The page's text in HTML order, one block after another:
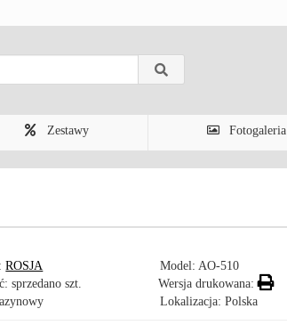
Zestawy Fotogaleria
ROSJA Model:AO-510
Wersja drukowana:
sprzedano szt.
Lokalizacja: Polska